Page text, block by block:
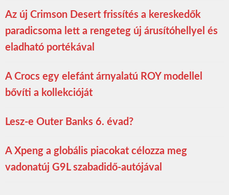
Az új Crimson Desert frissítés a kereskedők
paradicsoma lett a rengeteg új árusítóhellyel és
eladható portékával
A Crocs egy elefánt árnyalatú ROY modellel
bővíti a kollekcióját
Lesz-e Outer Banks 6. évad?
A Xpeng a globális piacokat célozza meg
vadonatúj G9L szabadidő-autójával